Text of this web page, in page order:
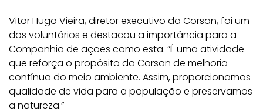
Vitor Hugo Vieira, diretor executivo da Corsan, foi um
dos voluntários e destacou a importância para a
Companhia de ações como esta. “É uma atividade
que reforça o propósito da Corsan de melhoria
contínua do meio ambiente. Assim, proporcionamos
qualidade de vida para a população e preservamos
a natureza.”